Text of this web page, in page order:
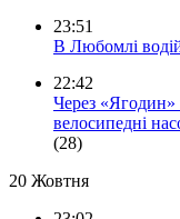
23:51
В Любомлі
22:42
Через «Ягодин»
велосипедні
(28)
20 Жовтня